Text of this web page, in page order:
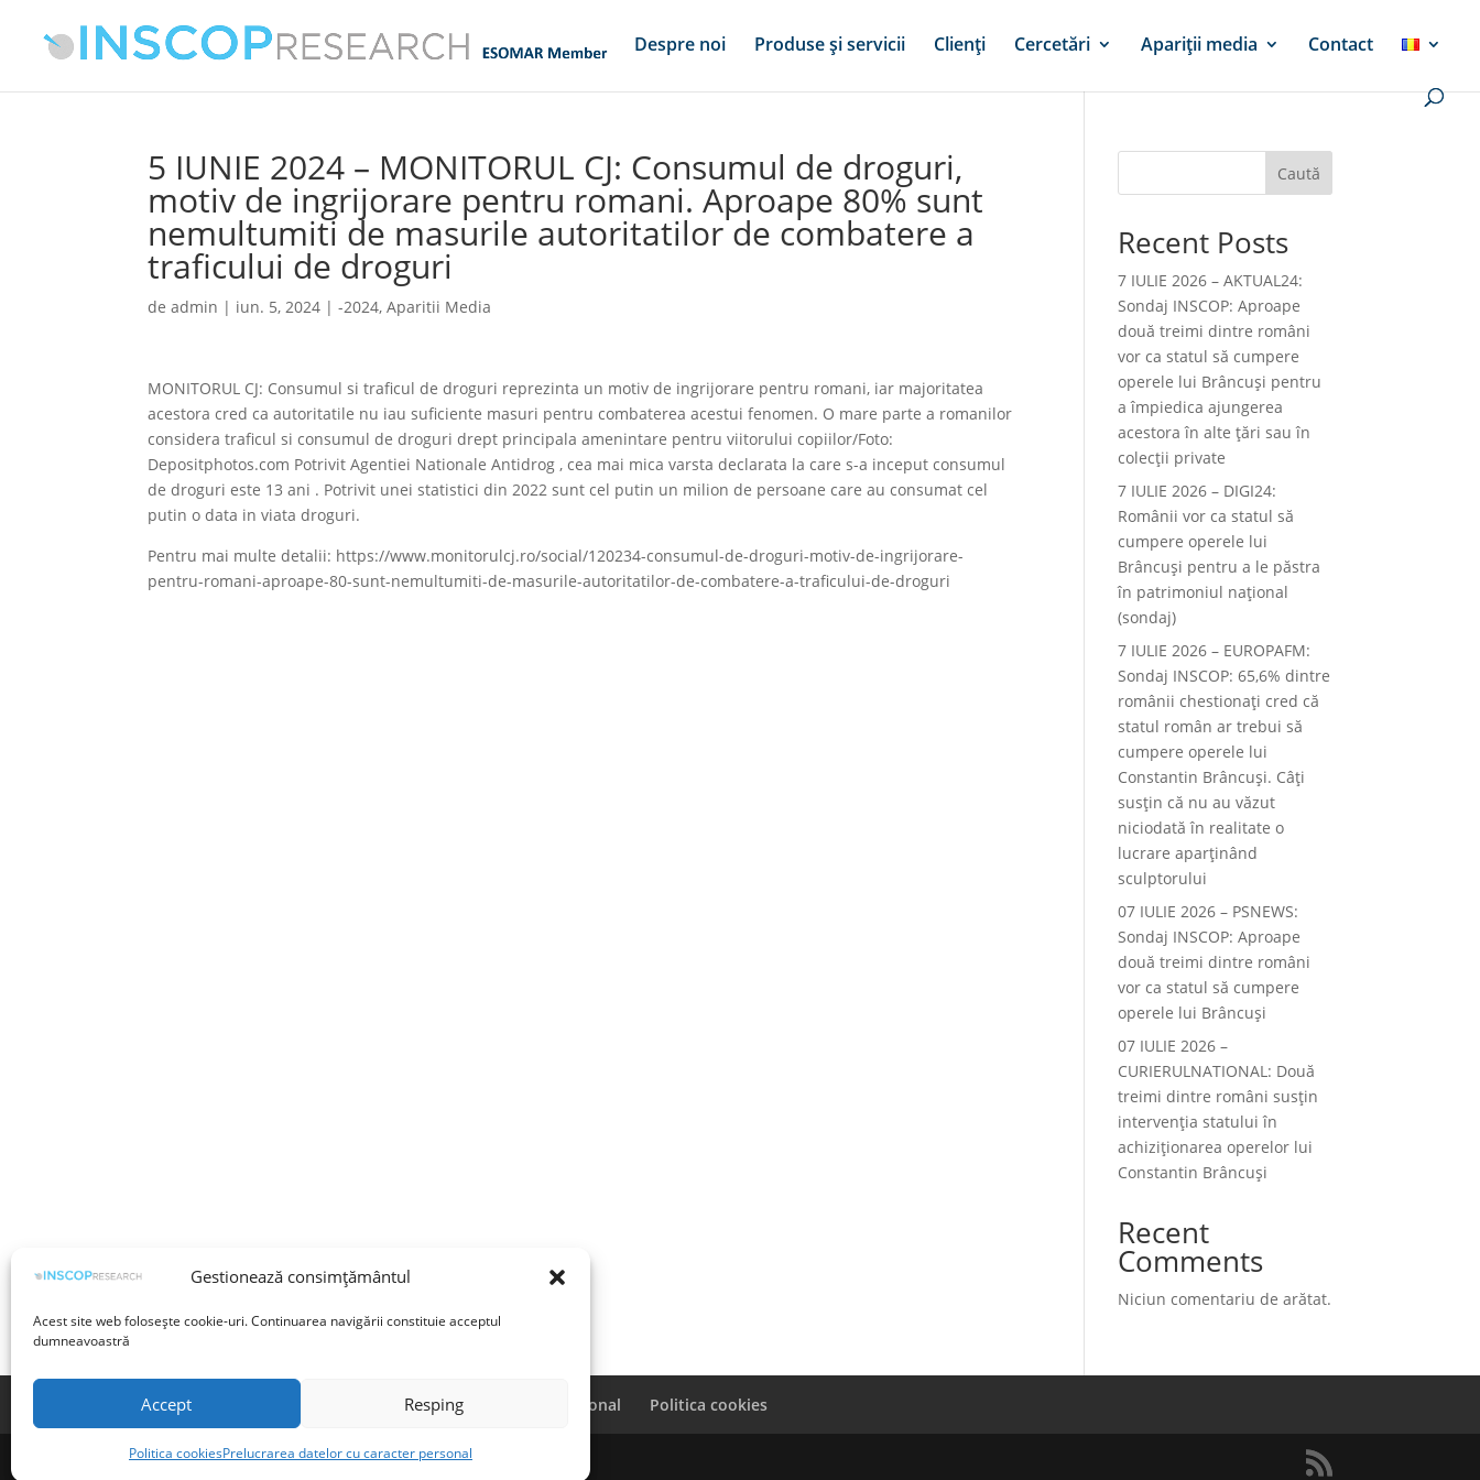
Gestionează consimțământul
Acest site web folosește cookie-uri. Continuarea navigării constituie acceptul
dumneavoastră
Accept Resping
Politica cookiesPrelucrarea datelor cu caracter personal
Despre noi Produse și servicii Clienți Cercetări Apariții media Contact
5 IUNIE 2024 – MONITORUL CJ: Consumul de droguri,
motiv de ingrijorare pentru romani. Aproape 80% sunt
nemultumiti de masurile autoritatilor de combatere a
traficului de droguri
deadmin | iun. 5, 2024 |-2024,Aparitii Media
MONITORUL CJ: Consumul si traficul de droguri reprezinta un motiv de ingrijorare pentru romani, iar majoritatea
acestora cred ca autoritatile nu iau suficiente masuri pentru combaterea acestui fenomen. O mare parte a romanilor
considera traficul si consumul de droguri drept principala amenintare pentru viitorului copiilor/Foto:
Depositphotos.com Potrivit Agentiei Nationale Antidrog , cea mai mica varsta declarata la care s-a inceput consumul
de droguri este 13 ani . Potrivit unei statistici din 2022 sunt cel putin un milion de persoane care au consumat cel
putin o data in viata droguri.
Pentru mai multe detalii: https://www.monitorulcj.ro/social/120234-consumul-de-droguri-motiv-de-ingrijorare-
pentru-romani-aproape-80-sunt-nemultumiti-de-masurile-autoritatilor-de-combatere-a-traficului-de-droguri
Caută
Recent Posts
7 IULIE 2026 – AKTUAL24:
Sondaj INSCOP: Aproape
două treimi dintre români
vor ca statul să cumpere
operele lui Brâncuşi pentru
a împiedica ajungerea
acestora în alte ţări sau în
colecţii private
7 IULIE 2026 – DIGI24:
Românii vor ca statul să
cumpere operele lui
Brâncuși pentru a le păstra
în patrimoniul național
(sondaj)
7 IULIE 2026 – EUROPAFM:
Sondaj INSCOP: 65,6% dintre
românii chestionați cred că
statul român ar trebui să
cumpere operele lui
Constantin Brâncuși. Câți
susțin că nu au văzut
niciodată în realitate o
lucrare aparținând
sculptorului
07 IULIE 2026 – PSNEWS:
Sondaj INSCOP: Aproape
două treimi dintre români
vor ca statul să cumpere
operele lui Brâncuși
07 IULIE 2026 –
CURIERULNATIONAL: Două
treimi dintre români susțin
intervenția statului în
achiziționarea operelor lui
Constantin Brâncuși
Recent
Comments
Niciun comentariu de arătat.
Termeni și condiții Prelucrarea datelor cu caracter personal Politica cookies
©INSCOP Research